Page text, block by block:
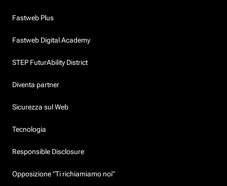
Fastweb Plus
Fastweb Digital Academy
STEP FuturAbility District
Diventa partner
Sicurezza sul Web
Tecnologia
Responsible Disclosure
Opposizione "Ti richiamiamo noi"